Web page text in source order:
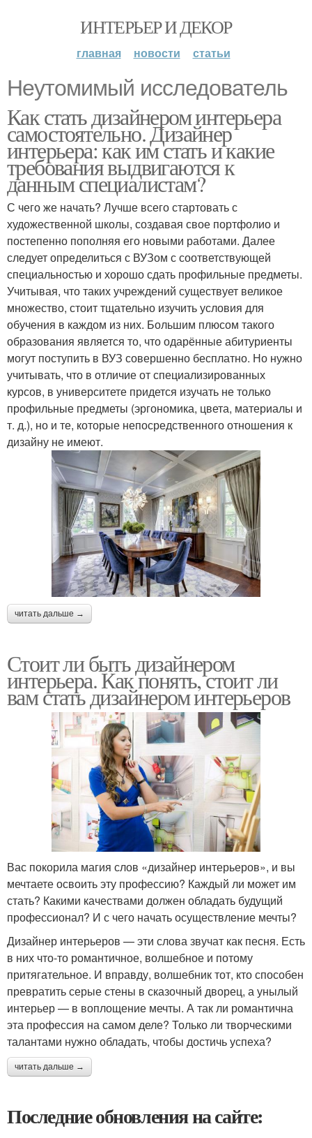
ИНТЕРЬЕР И ДЕКОР
главная новости статьи
Неутомимый исследователь
Как стать дизайнером интерьера
самостоятельно. Дизайнер
интерьера: как им стать и какие
требования выдвигаются к
данным специалистам?
С чего же начать? Лучше всего стартовать с
художественной школы, создавая свое портфолио и
постепенно пополняя его новыми работами. Далее
следует определиться с ВУЗом с соответствующей
специальностью и хорошо сдать профильные предметы.
Учитывая, что таких учреждений существует великое
множество, стоит тщательно изучить условия для
обучения в каждом из них. Большим плюсом такого
образования является то, что одарённые абитуриенты
могут поступить в ВУЗ совершенно бесплатно. Но нужно
учитывать, что в отличие от специализированных
курсов, в университете придется изучать не только
профильные предметы (эргономика, цвета, материалы и
т. д.), но и те, которые непосредственного отношения к
дизайну не имеют.
читать дальше →
Стоит ли быть дизайнером
интерьера. Как понять, стоит ли
вам стать дизайнером интерьеров
Вас покорила магия слов «дизайнер интерьеров», и вы
мечтаете освоить эту профессию? Каждый ли может им
стать? Какими качествами должен обладать будущий
профессионал? И с чего начать осуществление мечты?
Дизайнер интерьеров — эти слова звучат как песня. Есть
в них что-то романтичное, волшебное и потому
притягательное. И вправду, волшебник тот, кто способен
превратить серые стены в сказочный дворец, а унылый
интерьер — в воплощение мечты. А так ли романтична
эта профессия на самом деле? Только ли творческими
талантами нужно обладать, чтобы достичь успеха?
читать дальше →
Последние обновления на сайте: